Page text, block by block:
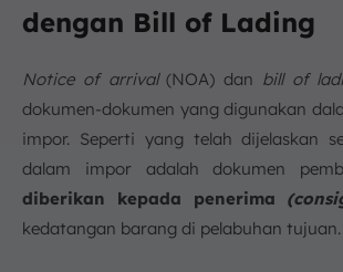
dengan Bill of Lading
Notice of arrival(NOA) dan bill of
dokumen-dokumen yang digunakan
impor. Seperti yang telah dijelaskan
dalam impor adalah dokumen
diberikan kepada penerima
kedatangan barang di pelabuhan tujuan.